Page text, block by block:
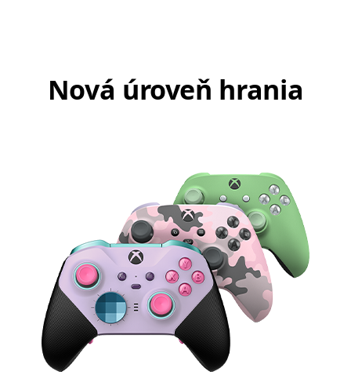
Nová úroveň hrania